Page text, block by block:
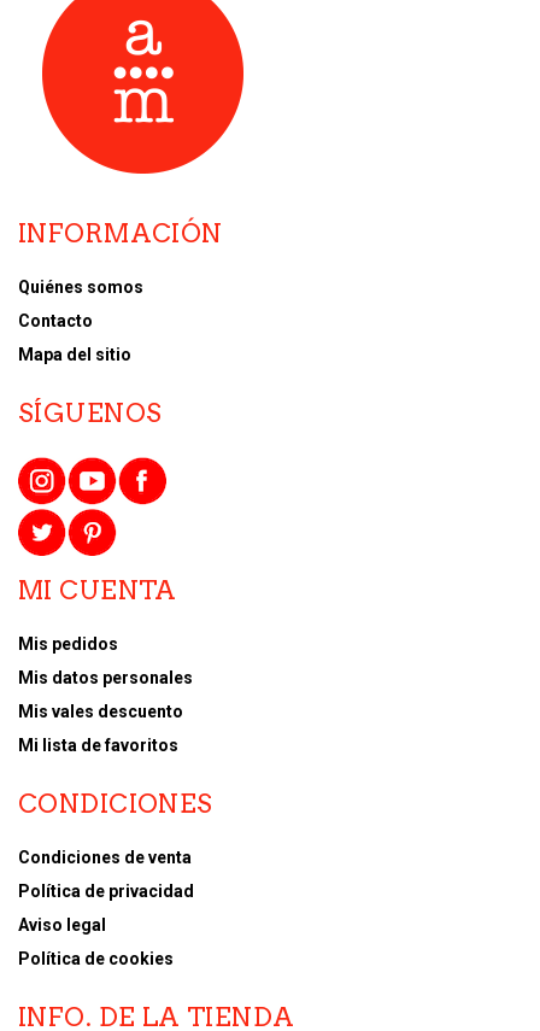
INFORMACIÓN
Quiénes somos
Contacto
Mapa del sitio
SÍGUENOS
MI CUENTA
Mis pedidos
Mis datos personales
Mis vales descuento
Mi lista de favoritos
CONDICIONES
Condiciones de venta
Política de privacidad
Aviso legal
Política de cookies
INFO. DE LA TIENDA